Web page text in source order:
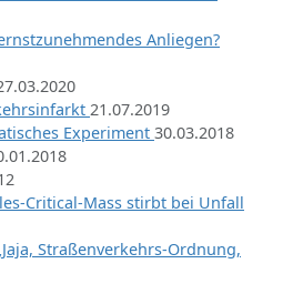
Anliegen?
21.07.2019
Experiment 30.03.2018
Critical-Mass stirbt bei Unfall
Straßenverkehrs-Ordnung,